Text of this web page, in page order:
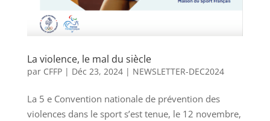
La violence, le mal du siècle
par CFFP| Déc 23, 2024| NEWSLETTER-DEC2024
La 5 e Convention nationale de prévention des
violences dans le sport s’est tenue, le 12 novembre,